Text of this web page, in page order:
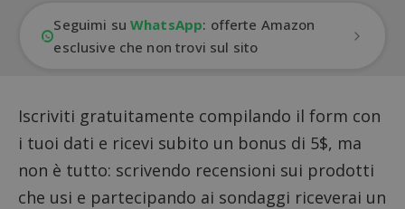
Seguimi suWhatsApp: offerte Amazon
esclusive che non trovi sul sito
Iscriviti gratuitamente compilando il form con
i tuoi dati e ricevi subito un bonus di 5$, ma
non è tutto: scrivendo recensioni sui prodotti
che usi e partecipando ai sondaggi riceverai un